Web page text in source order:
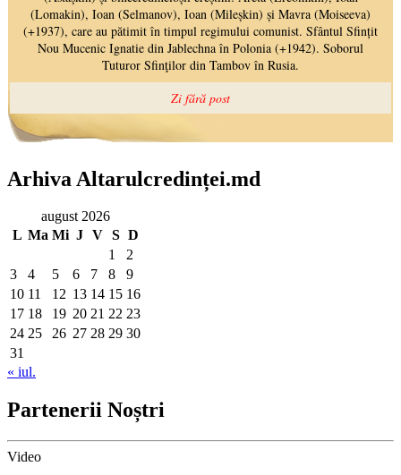
Arhiva Altarulcredinței.md
august 2026
L Ma Mi J V S D
1
2
3
4 5 6 7 8
9
10 11 12 13 14 15 16
17 18 19 20 21 22 23
24 25 26 27 28 29 30
31
« iul.
Partenerii Noștri
Video